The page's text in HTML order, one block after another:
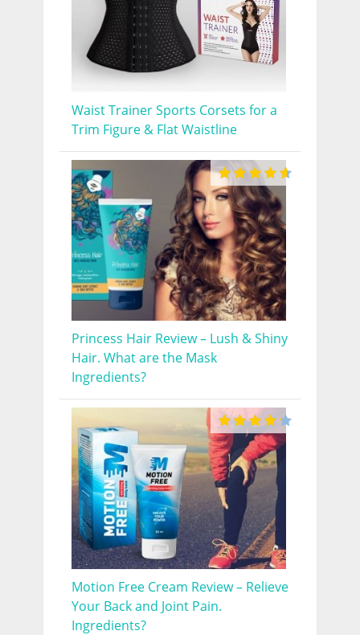
Waist Trainer Sports Corsets for a
Trim Figure & Flat Waistline
Princess Hair Review – Lush & Shiny
Hair. What are the Mask
Ingredients?
Motion Free Cream Review – Relieve
Your Back and Joint Pain.
Ingredients?